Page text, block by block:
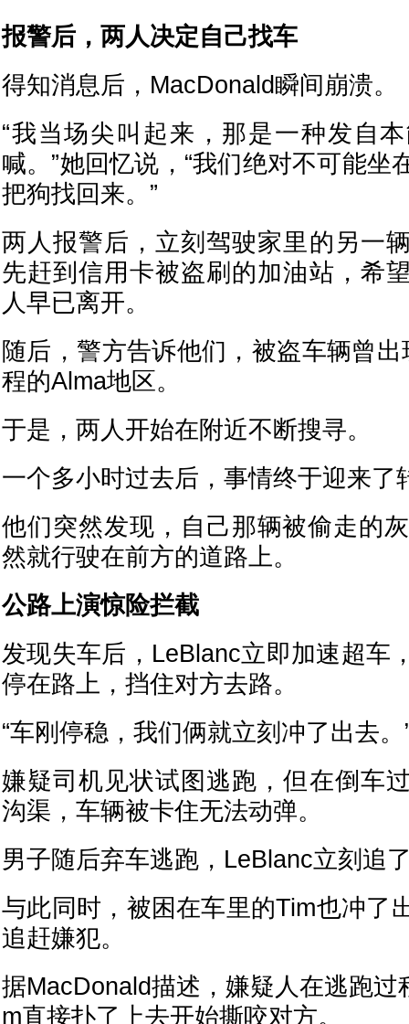
报警后，两人决定自己找车
得知消息后，MacDonald瞬间崩溃。
“我当场尖叫起来，那是一种发自
喊。”她回忆说，“我们绝对不可能坐
把狗找回来。”
两人报警后，立刻驾驶家里的另一
先赶到信用卡被盗刷的加油站，希
人早已离开。
随后，警方告诉他们，被盗车辆曾
程的Alma地区。
于是，两人开始在附近不断搜寻。
一个多小时过去后，事情终于迎来了
他们突然发现，自己那辆被偷走的
然就行驶在前方的道路上。
公路上演惊险拦截
发现失车后，LeBlanc立即加速超车
停在路上，挡住对方去路。
“车刚停稳，我们俩就立刻冲了出去
嫌疑司机见状试图逃跑，但在倒车
沟渠，车辆被卡住无法动弹。
男子随后弃车逃跑，LeBlanc立刻追
与此同时，被困在车里的Tim也冲了
追赶嫌犯。
据MacDonald描述，嫌疑人在逃跑过
m直接扑了上去开始撕咬对方。